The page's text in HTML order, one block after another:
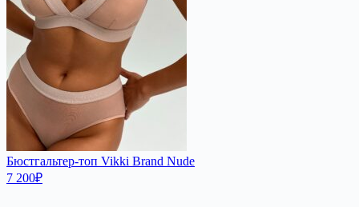
Бюстгальтер-топ Vikki Brand Nude
7 200₽